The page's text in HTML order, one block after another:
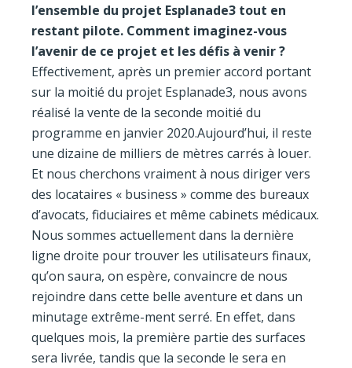
l’ensemble du projet Esplanade3 tout en
restant pilote. Comment imaginez-vous
l’avenir de ce projet et les défis à venir ?
Effectivement, après un premier accord portant
sur la moitié du projet Esplanade3, nous avons
réalisé la vente de la seconde moitié du
programme en janvier 2020.Aujourd’hui, il reste
une dizaine de milliers de mètres carrés à louer.
Et nous cherchons vraiment à nous diriger vers
des locataires « business » comme des bureaux
d’avocats, fiduciaires et même cabinets médicaux.
Nous sommes actuellement dans la dernière
ligne droite pour trouver les utilisateurs finaux,
qu’on saura, on espère, convaincre de nous
rejoindre dans cette belle aventure et dans un
minutage extrême-ment serré. En effet, dans
quelques mois, la première partie des surfaces
sera livrée, tandis que la seconde le sera en